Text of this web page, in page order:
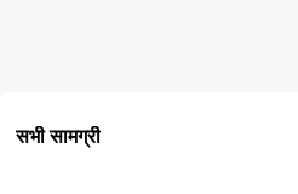
सभी सामग्री